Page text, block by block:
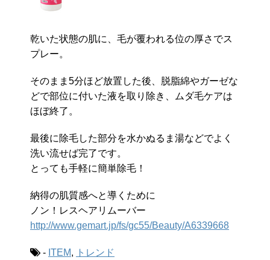
乾いた状態の肌に、毛が覆われる位の厚さでス
プレー。
そのまま5分ほど放置した後、脱脂綿やガーゼな
どで部位に付いた液を取り除き、ムダ毛ケアは
ほぼ終了。
最後に除毛した部分を水かぬるま湯などでよく
洗い流せば完了です。
とっても手軽に簡単除毛！
納得の肌質感へと導くために
ノン！レスヘアリムーバー
http://www.gemart.jp/fs/gc55/Beauty/A6339668
- ITEM, トレンド